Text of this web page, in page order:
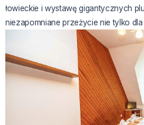
łowieckie i wystawę gigantycznych
niezapomniane przeżycie nie tylko dla